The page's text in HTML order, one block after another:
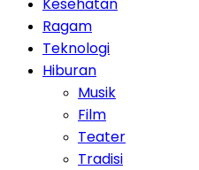
Ragam
Teknologi
Hiburan
Musik
Film
Teater
Tradisi